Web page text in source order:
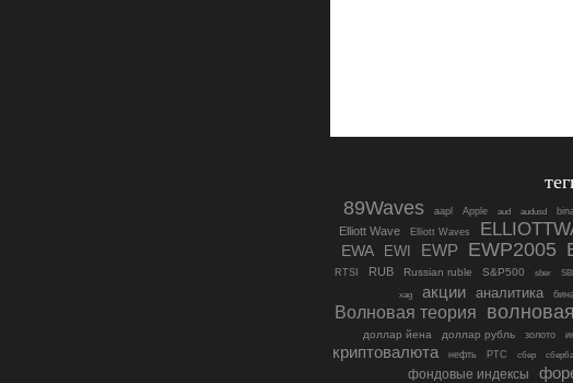
89Waves
aapl Apple aud audusd
Elliott Wave Elliott Waves
EWA EWI EWP EWP2005
RTSI
RUB Russian ruble S&P500 sber
xag
акции аналитика
Волновая теория
доллар йена доллар рубль золото
криптовалюта нефть РТС сбер
фондовые индексы